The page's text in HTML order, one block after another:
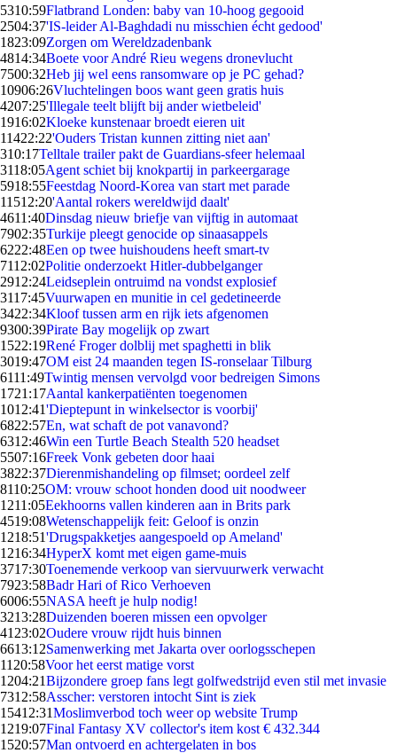
5310:59Flatbrand Londen: baby van 10-hoog gegooid
2504:37'IS-leider Al-Baghdadi nu misschien écht gedood'
1823:09Zorgen om Wereldzadenbank
4814:34Boete voor André Rieu wegens dronevlucht
7500:32Heb jij wel eens ransomware op je PC gehad?
10906:26Vluchtelingen boos want geen gratis huis
4207:25'Illegale teelt blijft bij ander wietbeleid'
1916:02Kloeke kunstenaar broedt eieren uit
11422:22'Ouders Tristan kunnen zitting niet aan'
310:17Telltale trailer pakt de Guardians-sfeer helemaal
3118:05Agent schiet bij knokpartij in parkeergarage
5918:55Feestdag Noord-Korea van start met parade
11512:20'Aantal rokers wereldwijd daalt'
4611:40Dinsdag nieuw briefje van vijftig in automaat
7902:35Turkije pleegt genocide op sinaasappels
6222:48Een op twee huishoudens heeft smart-tv
7112:02Politie onderzoekt Hitler-dubbelganger
2912:24Leidseplein ontruimd na vondst explosief
3117:45Vuurwapen en munitie in cel gedetineerde
3422:34Kloof tussen arm en rijk iets afgenomen
9300:39Pirate Bay mogelijk op zwart
1522:19René Froger dolblij met spaghetti in blik
3019:47OM eist 24 maanden tegen IS-ronselaar Tilburg
6111:49Twintig mensen vervolgd voor bedreigen Simons
1721:17Aantal kankerpatiënten toegenomen
1012:41'Dieptepunt in winkelsector is voorbij'
6822:57En, wat schaft de pot vanavond?
6312:46Win een Turtle Beach Stealth 520 headset
5507:16Freek Vonk gebeten door haai
3822:37Dierenmishandeling op filmset; oordeel zelf
8110:25OM: vrouw schoot honden dood uit noodweer
1211:05Eekhoorns vallen kinderen aan in Brits park
4519:08Wetenschappelijk feit: Geloof is onzin
1218:51'Drugspakketjes aangespoeld op Ameland'
1216:34HyperX komt met eigen game-muis
3717:30Toenemende verkoop van siervuurwerk verwacht
7923:58Badr Hari of Rico Verhoeven
6006:55NASA heeft je hulp nodig!
3213:28Duizenden boeren missen een opvolger
41 23:02Oudere vrouw rijdt huis binnen
6613:12Samenwerking met Jakarta over oorlogsschepen
11 20:58Voor het eerst matige vorst
1204:21Bijzondere groep fans legt golfwedstrijd even stil met invasie
7312:58Asscher: verstoren intocht Sint is ziek
15412:31Moslimverbod toch weer op website Trump
1219:07Final Fantasy XV collector's item kost € 432.344
1520:57Man ontvoerd en achtergelaten in bos